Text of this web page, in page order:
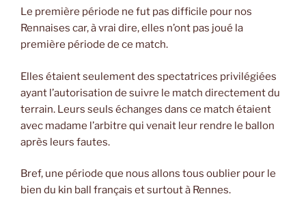
Le première période ne fut pas difficile pour nos
Rennaises car, à vrai dire, elles n’ont pas joué la
première période de ce match.
Elles étaient seulement des spectatrices privilégiées
ayant l’autorisation de suivre le match directement du
terrain. Leurs seuls échanges dans ce match étaient
avec madame l’arbitre qui venait leur rendre le ballon
après leurs fautes.
Bref, une période que nous allons tous oublier pour le
bien du kin ball français et surtout à Rennes.